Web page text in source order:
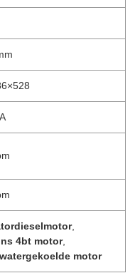
,
4bt motor,
motor